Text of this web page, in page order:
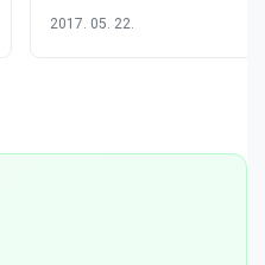
2017. 05. 22.